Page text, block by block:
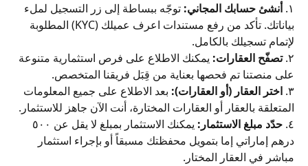
١. أنشئ حسابك المجاني: توجّه ببساطة إلى زر التسجيل لملء
بياناتك. تأكد من رفع مستندات اعرف عميلك (KYC) المطلوبة
لإتمام تسجيلك بالكامل.
٢. تصفّح العقارات: يمكنك الاطلاع على فرص استثمارية متنوعة
على منصتنا تم فحصها بعناية من قِبَل فريقنا المتخصص.
٣. اختر العقار (أو العقارات): بعد الاطلاع على جميع المعلومات
المتعلقة بالعقار أو العقارات المختارة، أنت الآن جاهز للاستثمار.
٤. حدّد مبلغ الاستثمار:
درهم إماراتي إما بتمويل محفظتك مسبقاً أو بإجراء استثمار
مباشر في العقار المختار.